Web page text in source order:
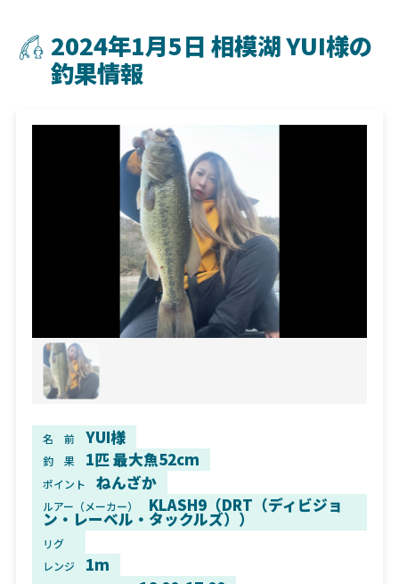
2024年1月5日 相模湖 YUI様の
釣果情報
名 前 YUI様
釣 果 1匹 最大魚52cm
ポイント ねんざか
ルアー（メーカー） KLASH9（DRT（ディビジョ
ン・レーベル・タックルズ））
リグ
レンジ
1m